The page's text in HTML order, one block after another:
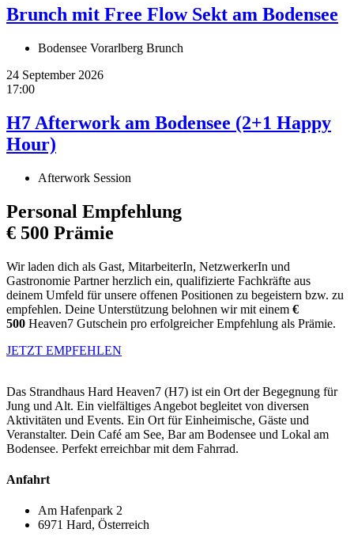
Brunch mit Free Flow Sekt am Bodensee
Bodensee Vorarlberg Brunch
24 September 2026
17:00
H7 Afterwork am Bodensee (2+1 Happy
Hour)
Afterwork Session
Personal Empfehlung
€ 500 Prämie
Wir laden dich als Gast, MitarbeiterIn, NetzwerkerIn und
Gastronomie Partner herzlich ein, qualifizierte Fachkräfte aus
deinem Umfeld für unsere offenen Positionen zu begeistern bzw. zu
empfehlen. Deine Unterstützung belohnen wir mit einem €
500 Heaven7 Gutschein pro erfolgreicher Empfehlung als Prämie.
JETZT EMPFEHLEN
Das Strandhaus Hard Heaven7 (H7) ist ein Ort der Begegnung für
Jung und Alt. Ein vielfältiges Angebot begleitet von diversen
Aktivitäten und Events. Ein Ort für Einheimische, Gäste und
Veranstalter. Dein Café am See, Bar am Bodensee und Lokal am
Bodensee. Perfekt erreichbar mit dem Fahrrad.
Anfahrt
Am Hafenpark 2
6971 Hard, Österreich​